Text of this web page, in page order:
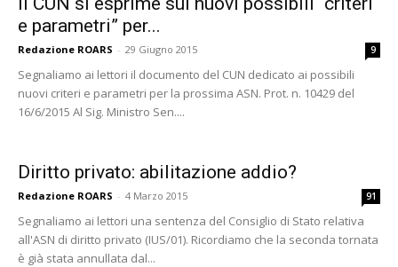
e parametri” per...
Redazione ROARS - 29 Giugno 2015 9
Segnaliamo ai lettori il documento del CUN dedicato ai possibili
nuovi criteri e parametri per la prossima ASN. Prot. n. 10429 del
16/6/2015 Al Sig. Ministro Sen....
Diritto privato: abilitazione addio?
Redazione ROARS - 4 Marzo 2015 91
Segnaliamo ai lettori una sentenza del Consiglio di Stato relativa
all'ASN di diritto privato (IUS/01). Ricordiamo che la seconda tornata
è già stata annullata dal...